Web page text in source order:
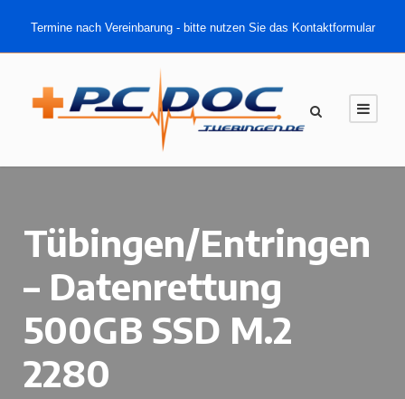
Termine nach Vereinbarung - bitte nutzen Sie das Kontaktformular
Tübingen/Entringen
– Datenrettung
500GB SSD M.2
2280